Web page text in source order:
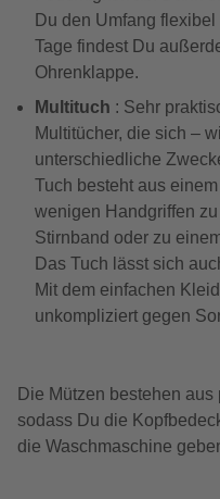
Du den Umfang
Tage findest Du
Ohrenklappe.
Multituch : Sehr
Multitücher, die sich –
unterschiedliche
Tuch besteht aus
wenigen Handgriffen
Stirnband oder zu
Das Tuch lässt sich
Mit dem einfachen
unkompliziert gegen
Die Mützen bestehen
sodass Du die
die Waschmaschine